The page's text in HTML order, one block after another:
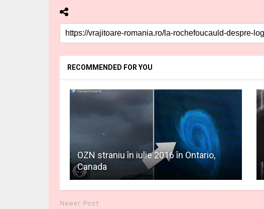
RECOMMENDED FOR YOU
OZN straniu în iulie 2016 în Ontario,
Canada
Newer Post